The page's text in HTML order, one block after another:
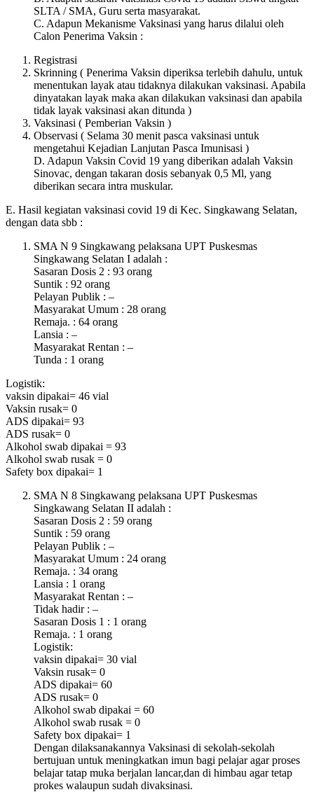
SLTA / SMA, Guru serta masyarakat.
C. Adapun Mekanisme Vaksinasi yang harus dilalui oleh
Calon Penerima Vaksin :
Registrasi
Skrinning ( Penerima Vaksin diperiksa terlebih dahulu, untuk
menentukan layak atau tidaknya dilakukan vaksinasi. Apabila
dinyatakan layak maka akan dilakukan vaksinasi dan apabila
tidak layak vaksinasi akan ditunda )
Vaksinasi ( Pemberian Vaksin )
Observasi ( Selama 30 menit pasca vaksinasi untuk
mengetahui Kejadian Lanjutan Pasca Imunisasi )
D. Adapun Vaksin Covid 19 yang diberikan adalah Vaksin
Sinovac, dengan takaran dosis sebanyak 0,5 Ml, yang
diberikan secara intra muskular.
E. Hasil kegiatan vaksinasi covid 19 di Kec. Singkawang Selatan,
dengan data sbb :
SMA N 9 Singkawang pelaksana UPT Puskesmas
Singkawang Selatan I adalah :
Sasaran Dosis 2 : 93 orang
Suntik : 92 orang
Pelayan Publik : –
Masyarakat Umum : 28 orang
Remaja. : 64 orang
Lansia : –
Masyarakat Rentan : –
Tunda : 1 orang
Logistik:
vaksin dipakai= 46 vial
Vaksin rusak= 0
ADS dipakai= 93
ADS rusak= 0
Alkohol swab dipakai = 93
Alkohol swab rusak = 0
Safety box dipakai= 1
SMA N 8 Singkawang pelaksana UPT Puskesmas
Singkawang Selatan II adalah :
Sasaran Dosis 2 : 59 orang
Suntik : 59 orang
Pelayan Publik : –
Masyarakat Umum : 24 orang
Remaja. : 34 orang
Lansia : 1 orang
Masyarakat Rentan : –
Tidak hadir : –
Sasaran Dosis 1 : 1 orang
Remaja. : 1 orang
Logistik:
vaksin dipakai= 30 vial
Vaksin rusak= 0
ADS dipakai= 60
ADS rusak= 0
Alkohol swab dipakai = 60
Alkohol swab rusak = 0
Safety box dipakai= 1
Dengan dilaksanakannya Vaksinasi di sekolah-sekolah
bertujuan untuk meningkatkan imun bagi pelajar agar proses
belajar tatap muka berjalan lancar,dan di himbau agar tetap
prokes walaupun sudah divaksinasi.